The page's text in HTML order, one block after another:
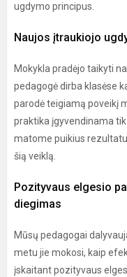
ugdymo principus.
Naujos įtraukiojo
Mokykla pradėjo taikyti
pedagogė dirba klasėse
parodė teigiamą poveikį
praktika įgyvendinama
matome puikius
šią veiklą.
Pozityvaus elgesio
diegimas
Mūsų pedagogai
metu jie mokosi, kaip
įskaitant pozityvaus